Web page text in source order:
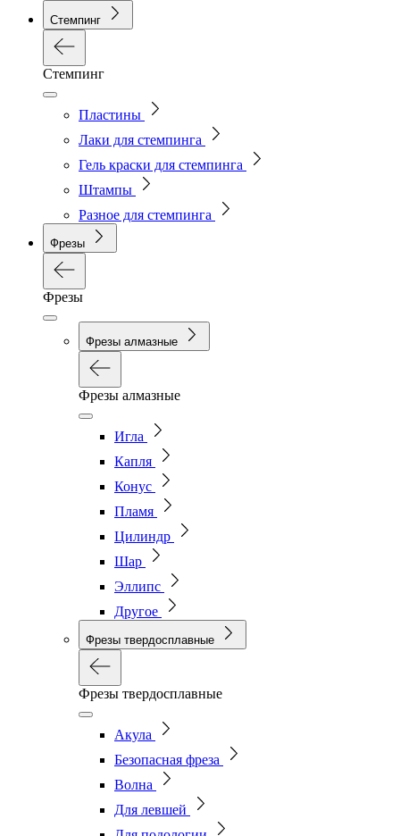
Стемпинг
Стемпинг
Пластины
Лаки для стемпинга
Гель краски для стемпинга
Штампы
Разное для стемпинга
Фрезы
Фрезы
Фрезы алмазные
Фрезы алмазные
Игла
Капля
Конус
Пламя
Цилиндр
Шар
Эллипс
Другое
Фрезы твердосплавные
Фрезы твердосплавные
Акула
Безопасная фреза
Волна
Для левшей